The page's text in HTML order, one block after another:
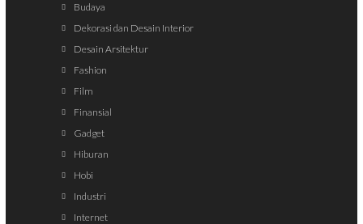
Budaya
Dekorasi dan Desain Interior
Desain Arsitektur
Fashion
Film
Finansial
Gadget
Hiburan
Hobi
Industri
Internet